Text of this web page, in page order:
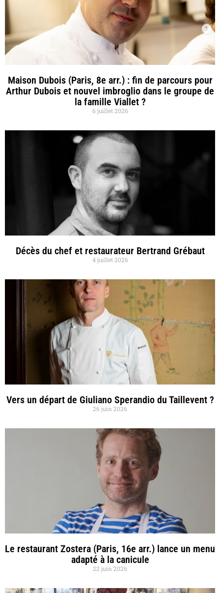
Maison Dubois (Paris, 8e arr.) : fin de parcours pour
Arthur Dubois et nouvel imbroglio dans le groupe de
la famille Viallet ?
6 juillet 2026
Décès du chef et restaurateur Bertrand Grébaut
4 juillet 2026
Vers un départ de Giuliano Sperandio du Taillevent ?
26 juin 2026
Le restaurant Zostera (Paris, 16e arr.) lance un menu
adapté à la canicule
22 juin 2026